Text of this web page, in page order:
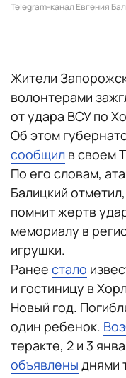
Telegram-канал Евгения
Жители
волонтерами
от удара ВСУ по
Об этом
сообщил в своем
По его словам,
Балицкий
помнит жертв
мемориалу в
игрушки.
Ранее стало
и гостиницу в
Новый год.
один ребенок.
теракте, 2 и 3
объявлены днями